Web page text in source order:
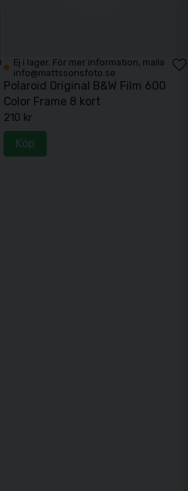
Ej i lager. För mer information, maila
info@mattssonsfoto.se
Polaroid Original B&W Film 600
Color Frame 8 kort
210 kr
Köp